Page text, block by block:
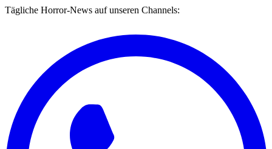
Tägliche Horror-News auf unseren Channels: